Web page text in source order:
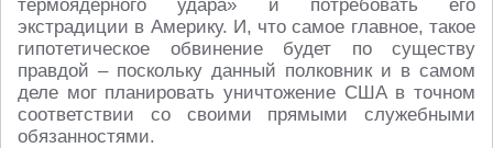
термоядерного удара» и потребовать его
экстрадиции в Америку. И, что самое главное, такое
гипотетическое обвинение будет по существу
правдой – поскольку данный полковник и в самом
деле мог планировать уничтожение США в точном
соответствии со своими прямыми служебными
обязанностями.